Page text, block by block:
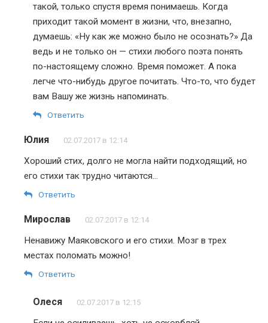
такой, только спустя время понимаешь. Когда
приходит такой момент в жизни, что, внезапно,
думаешь: «Ну как же можно было не осознать?» Да
ведь и не только он — стихи любого поэта понять
по-настоящему сложно. Время поможет. А пока
легче что-нибудь другое почитать. Что-то, что будет
вам Вашу же жизнь напоминать.
Ответить
Юлия 02.07.2017 в 12:14
Хороший стих, долго не могла найти подходящий, но
его стихи так трудно читаются…
Ответить
Мирослав 02.07.2017 в 12:14
Ненавижу Маяковского и его стихи. Мозг в трех
местах поломать можно!
Ответить
Олеся 02.07.2017 в 12:15